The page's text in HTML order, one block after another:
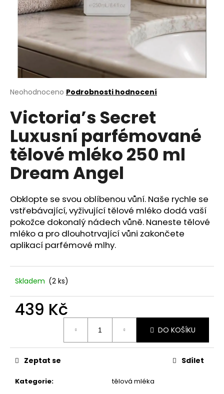
Průměrné
produktu
je
0,0
5
hvězdiček.
Neohodnoceno Podrobnosti hodnocení
Victoria’s Secret
Luxusní parfémované
tělové mléko 250 ml
Dream Angel
Obklopte se svou oblíbenou vůní. Naše rychle se
vstřebávající, vyživující tělové mléko dodá vaší
pokožce dokonalý nádech vůně. Naneste tělové
mléko a pro dlouhotrvající vůni zakončete
aplikací parfémové mlhy.
Skladem (2 ks)
439 Kč
DO KOŠÍKU
Kategorie: tělová mléka
Zeptat se Sdílet
a
HLEDAT
D
o
p
r
u
č
u
j
m
e
UMĚLÝ
ŠEŘÍK
99
Kč